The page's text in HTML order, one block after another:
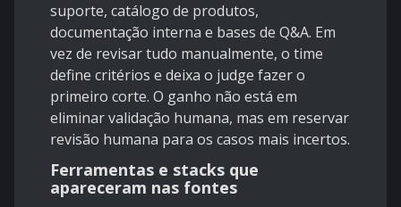
suporte, catálogo de produtos,
documentação interna e bases de Q&A. Em
vez de revisar tudo manualmente, o time
define critérios e deixa o judge fazer o
primeiro corte. O ganho não está em
eliminar validação humana, mas em reservar
revisão humana para os casos mais incertos.
Ferramentas e stacks que
apareceram nas fontes